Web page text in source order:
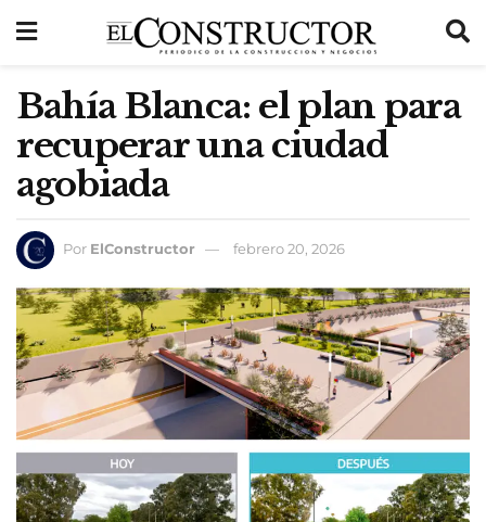
Bahía Blanca: el plan para
recuperar una ciudad
agobiada
Por ElConstructor febrero 20, 2026